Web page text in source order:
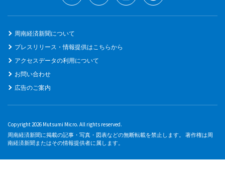
周南経済新聞について
プレスリリース・情報提供はこちらから
アクセスデータの利用について
お問い合わせ
広告のご案内
Copyright 2026 Mutsumi Micro. All rights reserved.
周南経済新聞に掲載の記事・写真・図表などの無断転載を禁止します。 著作権は周
南経済新聞またはその情報提供者に属します。